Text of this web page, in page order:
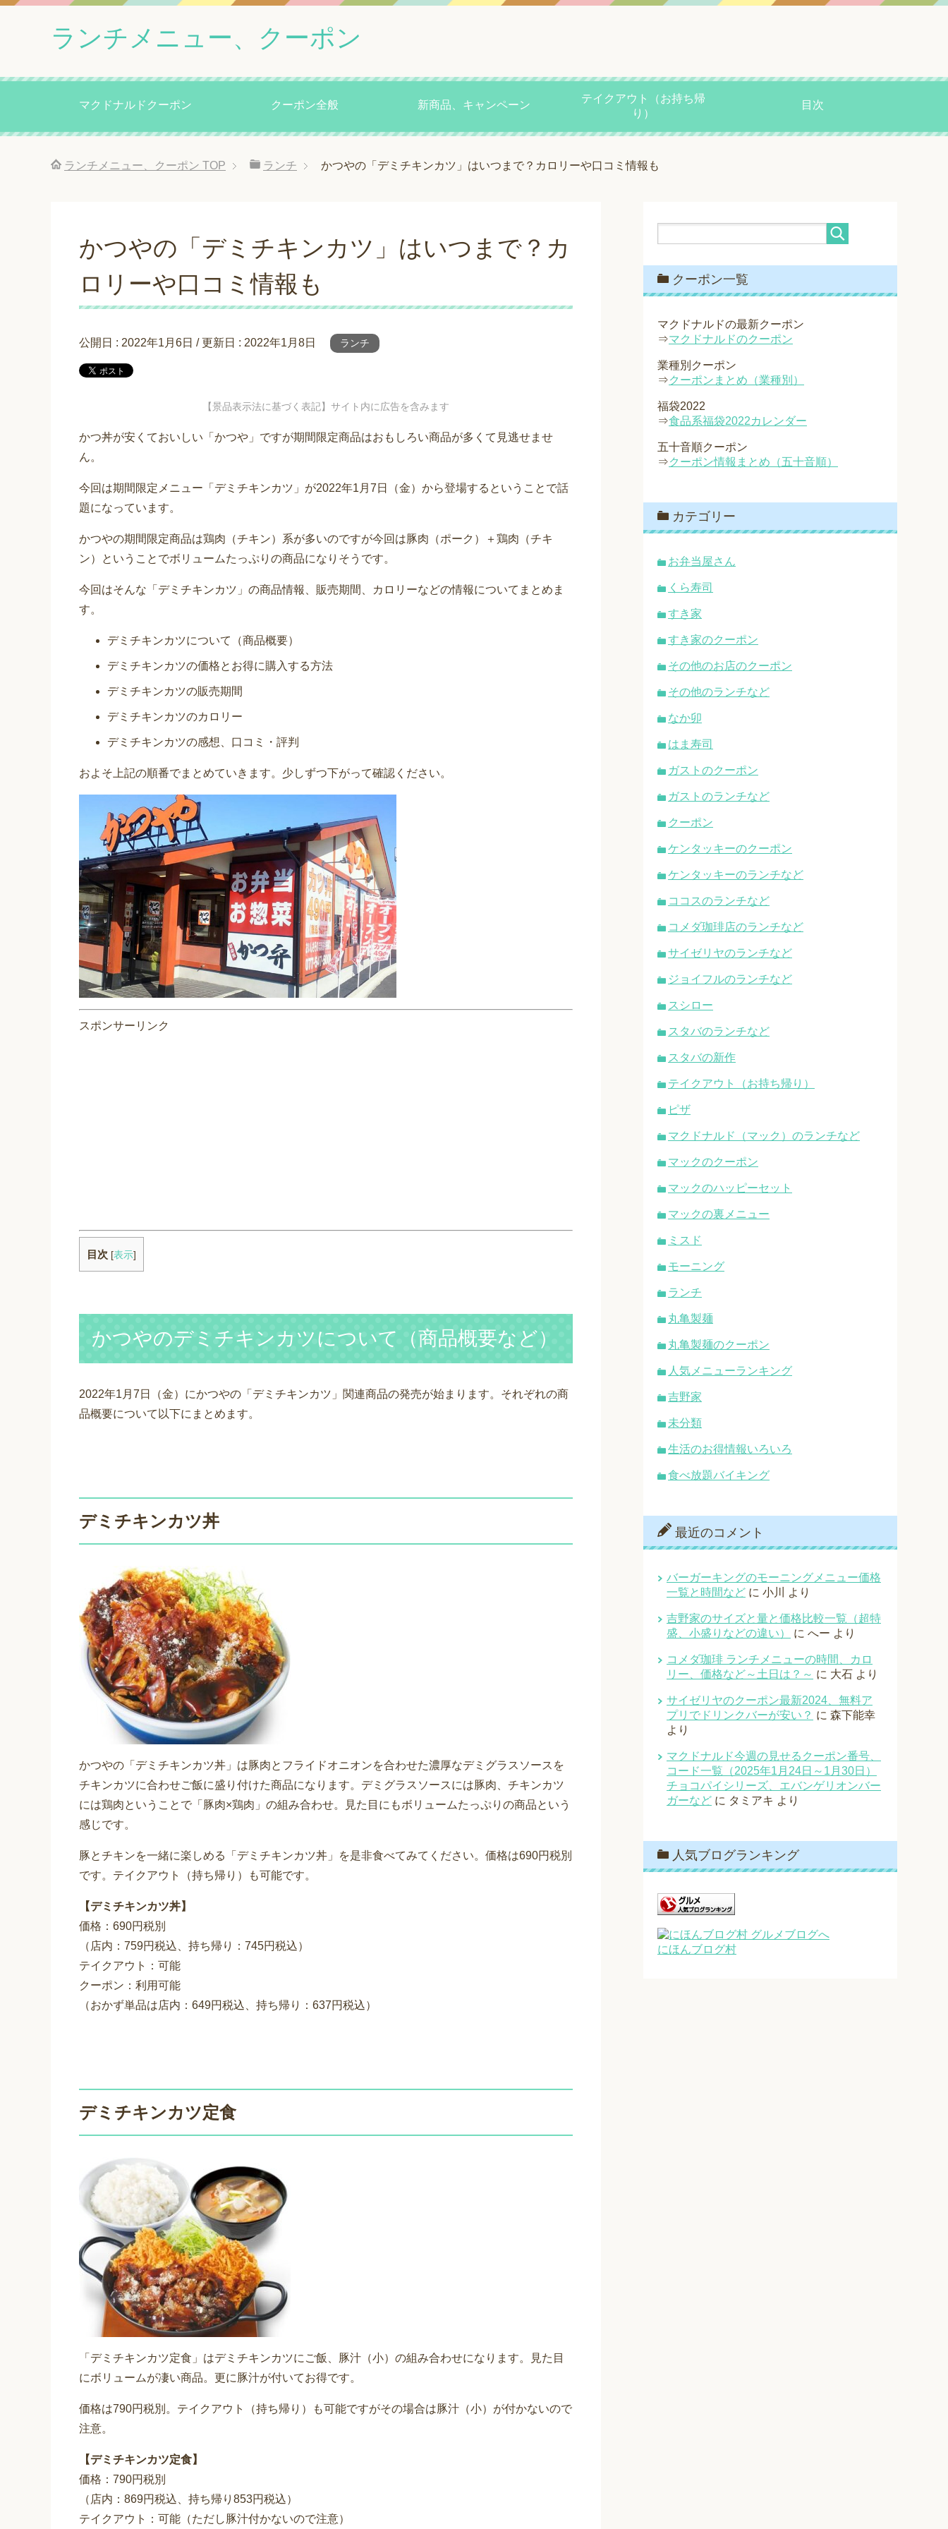
ランチメニュー、クーポン
マクドナルドクーポン クーポン全般 新商品、キャンペーン
テイクアウト（お持ち帰
り）
目次
ランチメニュー、クーポン TOP ランチ かつやの「デミチキンカツ」はいつまで？カロリーや口コミ情報も
かつやの「デミチキンカツ」はいつまで？カ
ロリーや口コミ情報も
公開日 : 2022年1月6日 / 更新日 : 2022年1月8日 ランチ
【景品表示法に基づく表記】サイト内に広告を含みます
かつ丼が安くておいしい「かつや」ですが期間限定商品はおもしろい商品が多くて見逃せませ
ん。
今回は期間限定メニュー「デミチキンカツ」が2022年1月7日（金）から登場するということで話
題になっています。
かつやの期間限定商品は鶏肉（チキン）系が多いのですが今回は豚肉（ポーク）＋鶏肉（チキ
ン）ということでボリュームたっぷりの商品になりそうです。
今回はそんな「デミチキンカツ」の商品情報、販売期間、カロリーなどの情報についてまとめま
す。
デミチキンカツについて（商品概要）
デミチキンカツの価格とお得に購入する方法
デミチキンカツの販売期間
デミチキンカツのカロリー
デミチキンカツの感想、口コミ・評判
およそ上記の順番でまとめていきます。少しずつ下がって確認ください。
スポンサーリンク
目次 [表示]
かつやのデミチキンカツについて（商品概要など）
2022年1月7日（金）にかつやの「デミチキンカツ」関連商品の発売が始まります。それぞれの商
品概要について以下にまとめます。
デミチキンカツ丼
かつやの「デミチキンカツ丼」は豚肉とフライドオニオンを合わせた濃厚なデミグラスソースを
チキンカツに合わせご飯に盛り付けた商品になります。デミグラスソースには豚肉、チキンカツ
には鶏肉ということで「豚肉×鶏肉」の組み合わせ。見た目にもボリュームたっぷりの商品という
感じです。
豚とチキンを一緒に楽しめる「デミチキンカツ丼」を是非食べてみてください。価格は690円税別
です。テイクアウト（持ち帰り）も可能です。
【デミチキンカツ丼】
価格：690円税別
（店内：759円税込、持ち帰り：745円税込）
テイクアウト：可能
クーポン：利用可能
（おかず単品は店内：649円税込、持ち帰り：637円税込）
デミチキンカツ定食
「デミチキンカツ定食」はデミチキンカツにご飯、豚汁（小）の組み合わせになります。見た目
にボリュームが凄い商品。更に豚汁が付いてお得です。
価格は790円税別。テイクアウト（持ち帰り）も可能ですがその場合は豚汁（小）が付かないので
注意。
【デミチキンカツ定食】
価格：790円税別
（店内：869円税込、持ち帰り853円税込）
テイクアウト：可能（ただし豚汁付かないので注意）
クーポン一覧
マクドナルドの最新クーポン
⇒マクドナルドのクーポン
業種別クーポン
⇒クーポンまとめ（業種別）
福袋2022
⇒食品系福袋2022カレンダー
五十音順クーポン
⇒クーポン情報まとめ（五十音順）
カテゴリー
お弁当屋さん
くら寿司
すき家
すき家のクーポン
その他のお店のクーポン
その他のランチなど
なか卯
はま寿司
ガストのクーポン
ガストのランチなど
クーポン
ケンタッキーのクーポン
ケンタッキーのランチなど
ココスのランチなど
コメダ珈琲店のランチなど
サイゼリヤのランチなど
ジョイフルのランチなど
スシロー
スタバのランチなど
スタバの新作
テイクアウト（お持ち帰り）
ピザ
マクドナルド（マック）のランチなど
マックのクーポン
マックのハッピーセット
マックの裏メニュー
ミスド
モーニング
ランチ
丸亀製麺
丸亀製麺のクーポン
人気メニューランキング
吉野家
未分類
生活のお得情報いろいろ
食べ放題バイキング
最近のコメント
バーガーキングのモーニングメニュー価格
一覧と時間など に 小川 より
吉野家のサイズと量と価格比較一覧（超特
盛、小盛りなどの違い）
に へー より
コメダ珈琲 ランチメニューの時間、カロ
リー、価格など～土日は？～ に 大石 より
サイゼリヤのクーポン最新2024、無料ア
プリでドリンクバーが安い？ に 森下能幸
より
マクドナルド今週の見せるクーポン番号、
コード一覧（2025年1月24日～1月30日）
チョコパイシリーズ、エバンゲリオンバー
ガーなど に タミアキ より
人気ブログランキング
にほんブログ村